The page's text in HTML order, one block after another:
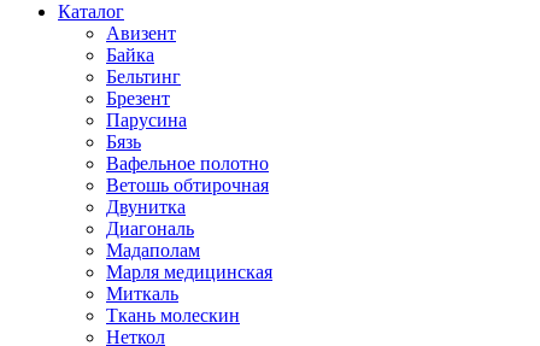
Каталог
Авизент
Байка
Бельтинг
Брезент
Парусина
Бязь
Вафельное полотно
Ветошь обтирочная
Двунитка
Диагональ
Мадаполам
Марля медицинская
Миткаль
Ткань молескин
Неткол